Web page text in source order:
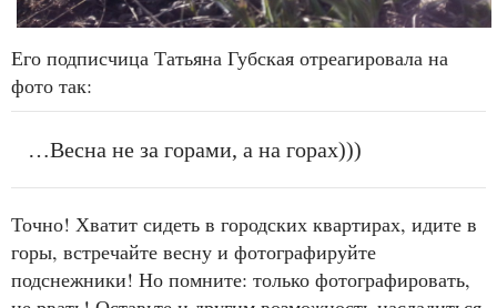
Его подписчица Татьяна Губская отреагировала на
фото так:
…Весна не за горами, а на горах)))
Точно! Хватит сидеть в городских квартирах, идите в
горы, встречайте весну и фотографируйте
подснежники! Но помните: только фотографировать,